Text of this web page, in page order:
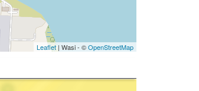
Leaflet| Wasi - ©OpenStreetMap